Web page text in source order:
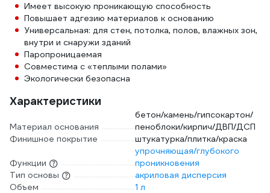
Имеет высокую проникающую способность
Повышает адгезию материалов к основанию
Универсальная: для стен, потолка, полов, влажных зон,
внутри и снаружи зданий
Паропроницаемая
Совместима с «теплыми полами»
Экологически безопасна
Характеристики
Материал основания
бетон/камень/гипсокартон/
пеноблоки/кирпич/ДВП/ДСП
Финишное покрытие
штукатурка/плитка/краска
Функции
упрочняющая/глубокого
проникновения
Тип основы
акриловая дисперсия
Объем
1 л